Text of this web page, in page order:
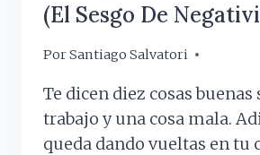
(el Sesgo De
PorSantiago Salvatori
13 abril, 2026
Te dicen diez cosas buenas
trabajo y una cosa mala.
queda dando vueltas en tu